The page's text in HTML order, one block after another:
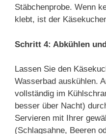
Stäbchenprobe. Wenn
klebt, ist der
Schritt 4: Abkühlen
Lassen Sie den
Wasserbad auskühlen.
vollständig im
besser über Nacht)
Servieren mit Ihrer
(Schlagsahne, Beeren